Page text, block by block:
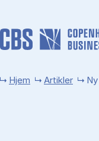
Hjem Artikler